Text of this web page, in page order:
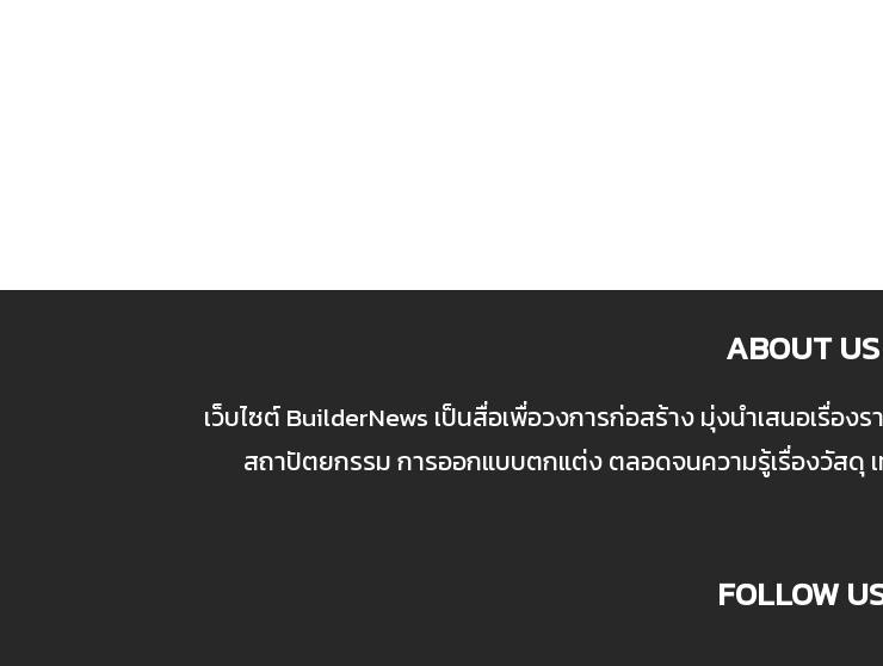
ABOUT US
เว็บไซต์ BuilderNews เป็นสื่อเพื่อวงการก่อสร้าง มุ่งนำเสนอเรื่
สถาปัตยกรรม การออกแบบตกแต่ง ตลอดจนความรู้เรื่องวัสดุ
FOLLOW